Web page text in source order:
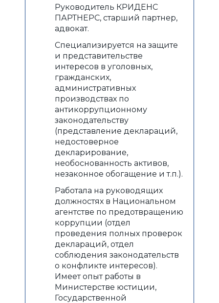
Руководитель КРИДЕНС
ПАРТНЕРС, старший партнер,
адвокат.
Специализируется на защите
и представительстве
интересов в уголовных,
гражданских,
административных
производствах по
антикоррупционному
законодательству
(представление деклараций,
недостоверное
декларирование,
необоснованность активов,
незаконное обогащение и т.п.).
Работала на руководящих
должностях в Национальном
агентстве по предотвращению
коррупции (отдел
проведения полных проверок
деклараций, отдел
соблюдения законодательств
о конфликте интересов).
Имеет опыт работы в
Министерстве юстиции,
Государственной